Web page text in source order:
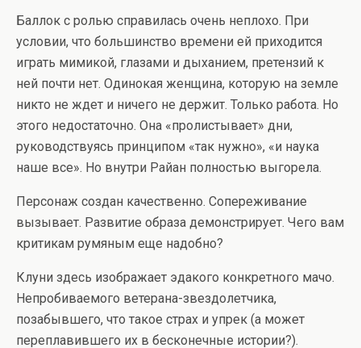
Баллок с ролью справилась очень неплохо. При
условии, что большинство времени ей приходится
играть мимикой, глазами и дыханием, претензий к
ней почти нет. Одинокая женщина, которую на земле
никто не ждет и ничего не держит. Только работа. Но
этого недостаточно. Она «пролистывает» дни,
руководствуясь принципом «так нужно», «и наука
наше все». Но внутри Райан полностью выгорела.
Персонаж создан качественно. Сопереживание
вызывает. Развитие образа демонстрирует. Чего вам
критикам румяным еще надобно?
Клуни здесь изображает эдакого конкретного мачо.
Непробиваемого ветерана-звездолетчика,
позабывшего, что такое страх и упрек (а может
переплавившего их в бесконечные истории?).